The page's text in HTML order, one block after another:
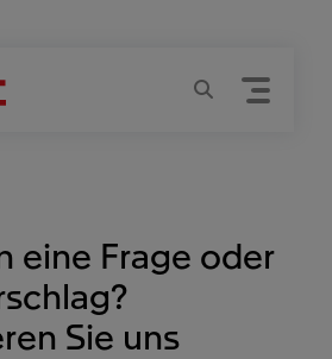
Menu
Suchen
eine Frage oder
Sie uns